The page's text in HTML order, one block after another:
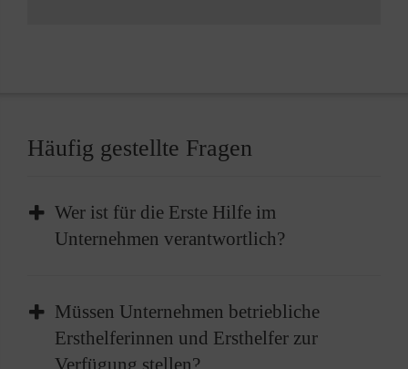
Häufig gestellte Fragen
Wer ist für die Erste Hilfe im
Unternehmen verantwortlich?
Im Unternehmen liegt die Verantwortung für
die Bereitstellung der Ersten Hilfe beim
Arbeitgeber. Dies beinhaltet die Einrichtung
Müssen Unternehmen betriebliche
Ersthelferinnen und Ersthelfer zur
Verfügung stellen?